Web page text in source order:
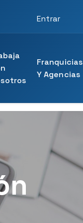
Entrar
Universidad
Franquicias
Y Agencias